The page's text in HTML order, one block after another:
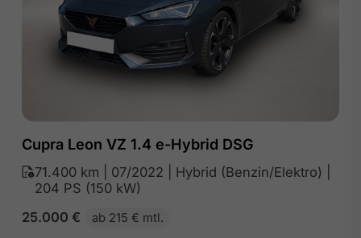
Cupra Leon VZ 1.4 e-Hybrid DSG
71.400 km | 07/2022 | Hybrid (Benzin/Elektro) |
204 PS (150 kW)
25.000 € ab 215 € mtl.